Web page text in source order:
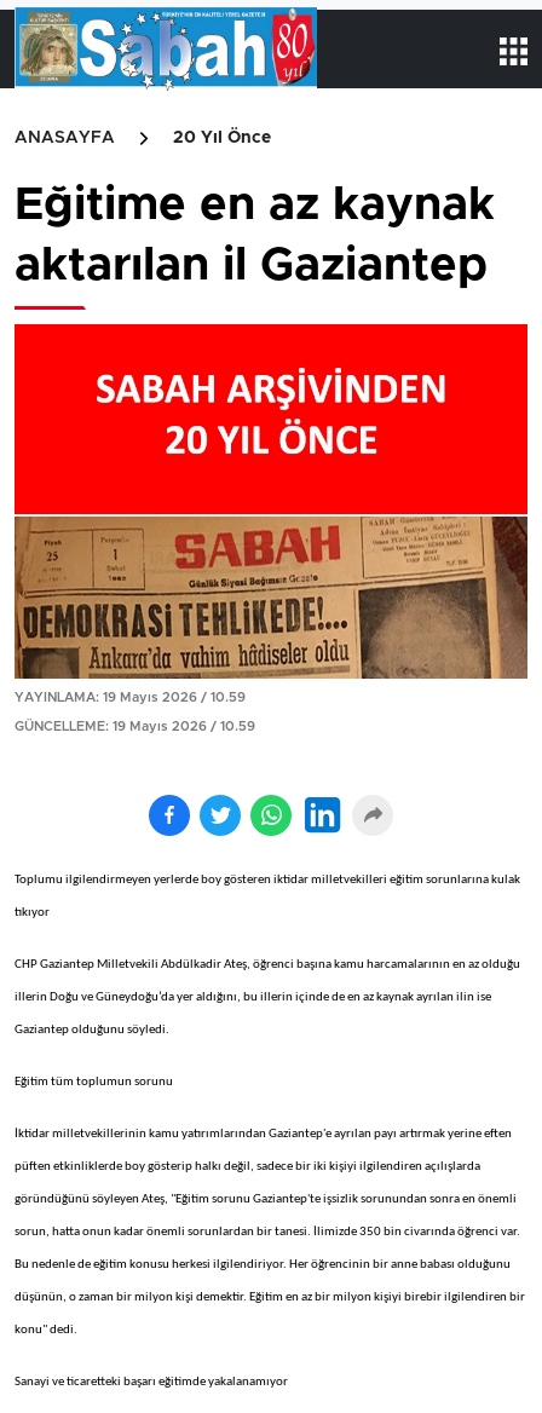
ANASAYFA 20 Yıl Önce
Eğitime en az kaynak
aktarılan il Gaziantep
YAYINLAMA: 19 Mayıs 2026 / 10.59
GÜNCELLEME: 19 Mayıs 2026 / 10.59
Toplumu ilgilendirmeyen yerlerde boy gösteren iktidar milletvekilleri eğitim sorunlarına kulak
tıkıyor
CHP Gaziantep Milletvekili Abdülkadir Ateş, öğrenci başına kamu harcamalarının en az olduğu
illerin Doğu ve Güneydoğu’da yer aldığını, bu illerin içinde de en az kaynak ayrılan ilin ise
Gaziantep olduğunu söyledi.
Eğitim tüm toplumun sorunu
İktidar milletvekillerinin kamu yatırımlarından Gaziantep'e ayrılan payı artırmak yerine eften
püften etkinliklerde boy gösterip halkı değil, sadece bir iki kişiyi ilgilendiren açılışlarda
göründüğünü söyleyen Ateş, "Eğitim sorunu Gaziantep'te işsizlik sorunundan sonra en önemli
sorun, hatta onun kadar önemli sorunlardan bir tanesi. İlimizde 350 bin civarında öğrenci var.
Bu nedenle de eğitim konusu herkesi ilgilendiriyor. Her öğrencinin bir anne babası olduğunu
düşünün, o zaman bir milyon kişi demektir. Eğitim en az bir milyon kişiyi birebir ilgilendiren bir
konu" dedi.
Sanayi ve ticaretteki başarı eğitimde yakalanamıyor